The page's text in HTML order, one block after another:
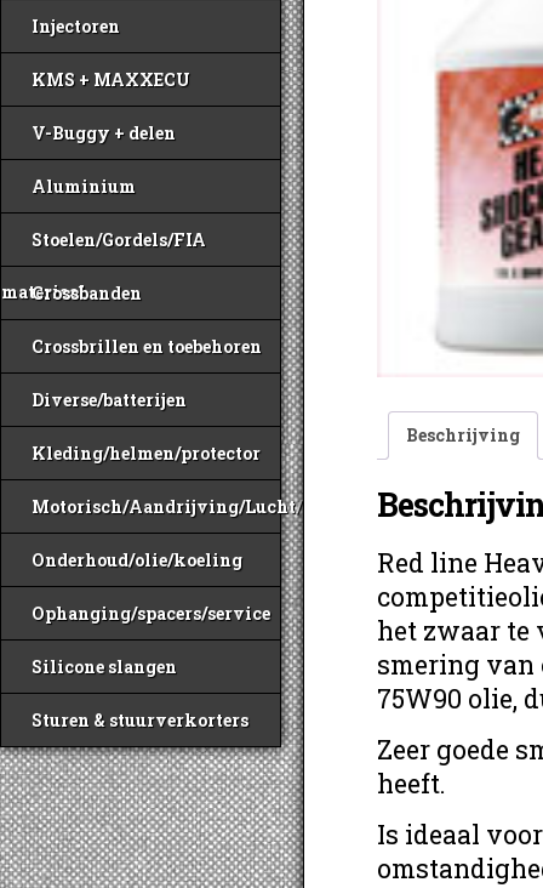
Injectoren
KMS + MAXXECU
V-Buggy + delen
Aluminium
Stoelen/Gordels/FIA
materiaal
Crossbanden
Crossbrillen en toebehoren
Diverse/batterijen
Kleding/helmen/protector
Motorisch/Aandrijving/Lucht/Benzine
Onderhoud/olie/koeling
Ophanging/spacers/service
Silicone slangen
Sturen & stuurverkorters
Beschrijving
Red line
het zwaar te
smering van
75W90 olie,
Zeer goede
heeft.
Is ideaal